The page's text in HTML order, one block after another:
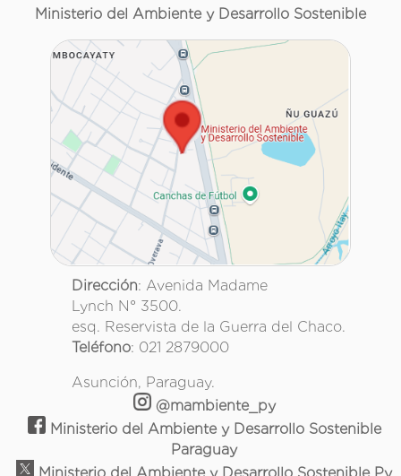
Ministerio del Ambiente y Desarrollo Sostenible
Dirección: Avenida Madame
Lynch N° 3500.
esq. Reservista de la Guerra del Chaco.
Teléfono: 021 2879000
Asunción, Paraguay.
@mambiente_py
Ministerio del Ambiente y Desarrollo Sostenible
Paraguay